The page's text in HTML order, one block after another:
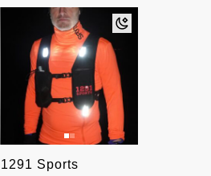
1291 Sports